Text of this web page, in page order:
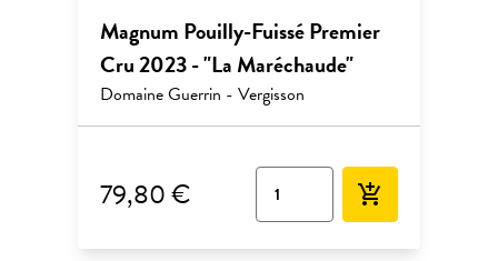
Magnum Pouilly-Fuissé Premier
Cru 2023 - "La Maréchaude"
Domaine Guerrin - Vergisson
79,80 € add_shopping_cart